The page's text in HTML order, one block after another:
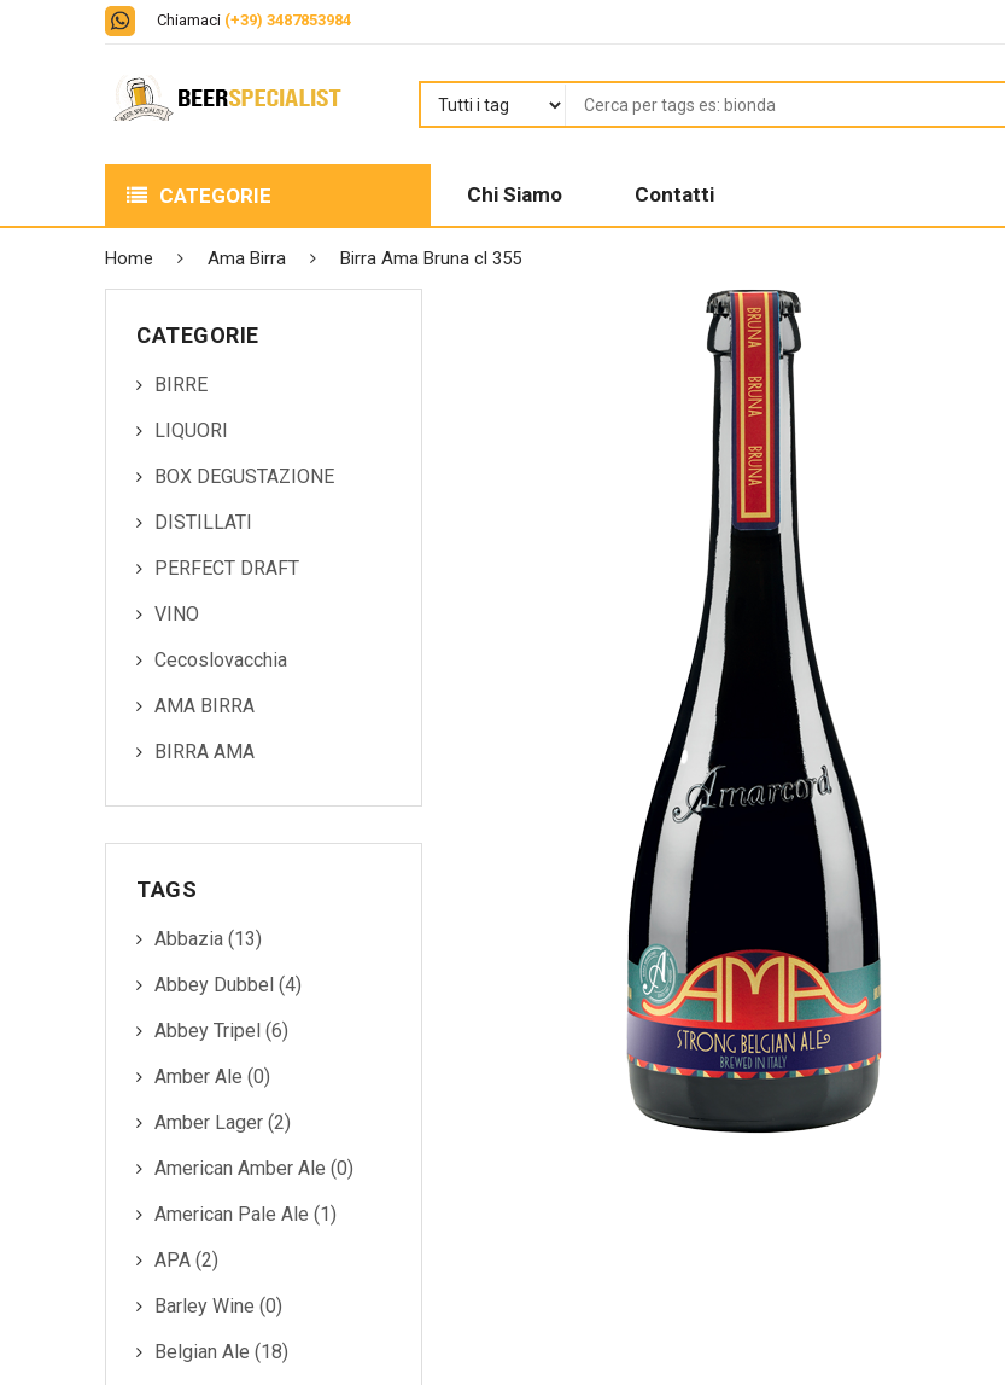
Chiamaci (+39) 3487853984
CATEGORIE Chi Siamo Contatti
BIRRE
DISTILLATI
PERFECT DRAFT
Cecoslovacchia
Home Ama Birra Birra Ama Bruna cl 355
CATEGORIE
BIRRE
LIQUORI
BOX DEGUSTAZIONE
DISTILLATI
PERFECT DRAFT
VINO
Cecoslovacchia
AMA BIRRA
BIRRA AMA
TAGS
Abbazia (13)
Abbey Dubbel (4)
Abbey Tripel (6)
Amber Ale (0)
Amber Lager (2)
American Amber Ale (0)
American Pale Ale (1)
APA (2)
Barley Wine (0)
Belgian Ale (18)